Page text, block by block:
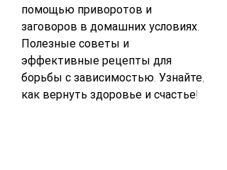
помощью приворотов и
заговоров в домашних условиях.
Полезные советы и
эффективные рецепты для
борьбы с зависимостью. Узнайте,
как вернуть здоровье и счастье!